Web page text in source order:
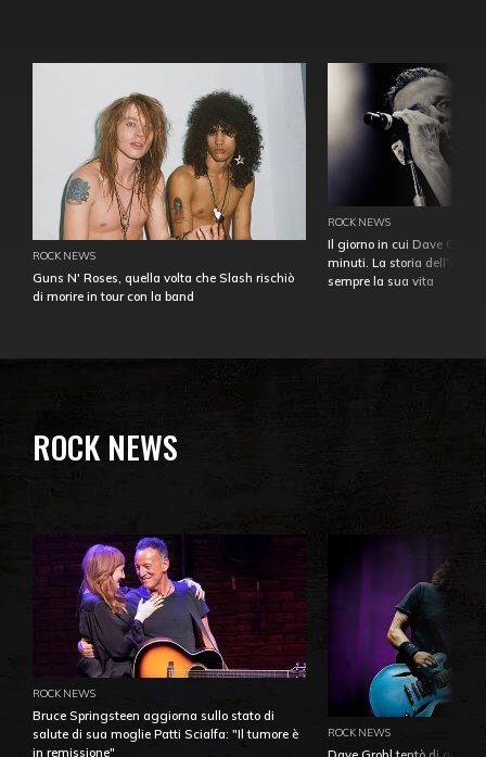
ROCK NEWS
Guns N' Roses, quella volta che Slash rischiò
di morire in tour con la band
ROCK NEWS
Il giorno in cui Dave
minuti. La storia
sempre la sua vita
ROCK NEWS
ROCK NEWS
Bruce Springsteen aggiorna sullo stato di
salute di sua moglie Patti Scialfa: "Il tumore è
in remissione"
ROCK NEWS